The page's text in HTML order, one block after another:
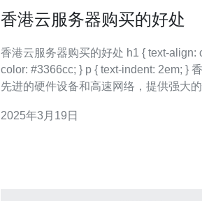
香港云服务器购买的好处
香港云服务器购买的好处 h1 { text-align: center; } h2 {
color: #3366cc; } p { text-indent: 2em; } 香港云服务器基于
先进的硬件设备和高速网络，提供强大
个虚拟服务器，
2025年3月19日